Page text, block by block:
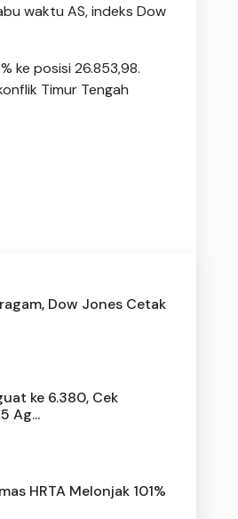
waktu AS, indeks Dow
ke posisi 26.853,98.
Timur Tengah
Dow Jones Cetak
ke 6.380, Cek
Ag...
HRTA Melonjak 101%